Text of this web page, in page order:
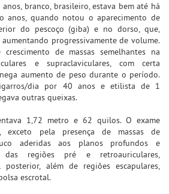
branco, brasileiro, estava bem até há
anos, quando notou o aparecimento de
do pescoço (giba) e no dorso, que,
progressivamente de volume.
crescimento de massas semelhantes na
e supraclaviculares, com certa
aumento de peso durante o período.
dia por 40 anos e etilista de 1
outras queixas.
1,72 metro e 62 quilos. O exame
exceto pela presença de massas de
aderidas aos planos profundos e
regiões pré e retroauriculares,
posterior, além de regiões escapulares,
escrotal.